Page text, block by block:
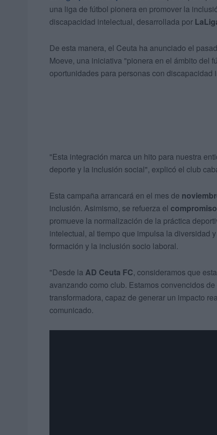
una liga de fútbol pionera en promover la
discapacidad intelectual, desarrollada por
De esta manera, el Ceuta ha anunciado el
Moeve, una iniciativa "pionera en el ámbito del
oportunidades para personas con discapacidad
"Esta integración marca un hito para nuestra
deporte y la inclusión social", explicó el club
Esta campaña arrancará en el mes de
inclusión. Asimismo, se refuerza el compromiso
promueve la normalización de la práctica
intelectual, al tiempo que impulsa la diversidad
formación y la inclusión socio laboral.
"Desde la AD Ceuta FC, consideramos que esta
avanzando como club. Estamos convencidos de
transformadora, capaz de generar un impacto
comunicado.